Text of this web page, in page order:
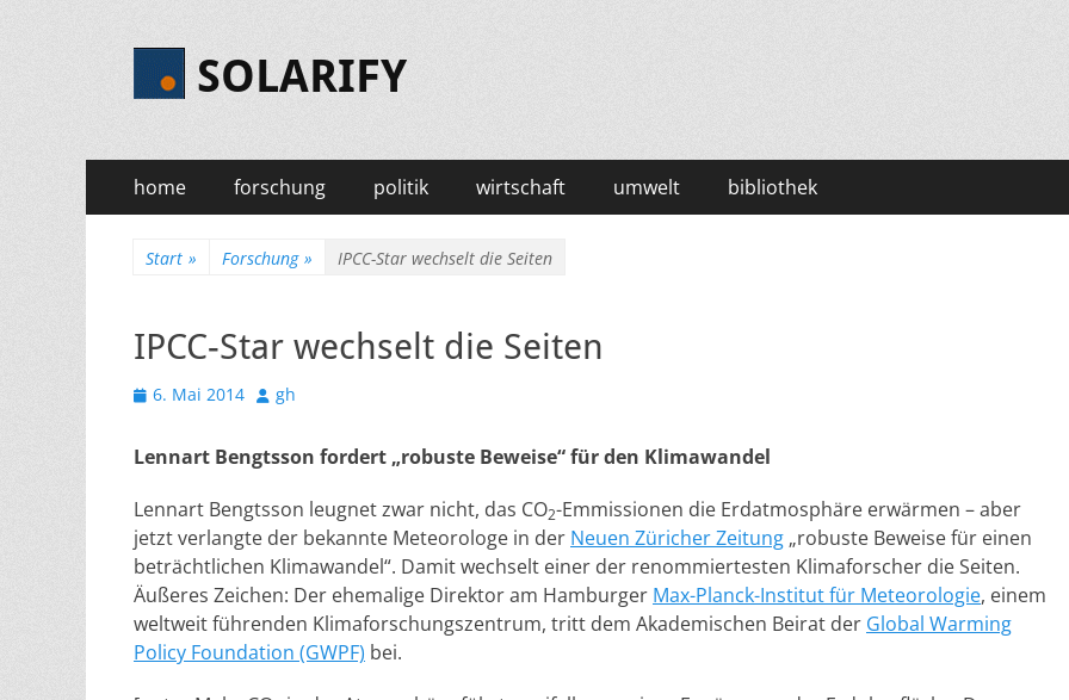
SOLARIFY
Primäres
Menü
Zum
Inhalt
home forschung politik wirtschaft umwelt bibliothek
Start » Forschung » IPCC-Star wechselt die Seiten
IPCC-Star wechselt die Seiten
Veröffentlicht
6. Mai 2014 Autor
gh
Lennart Bengtsson fordert „robuste Beweise“ für den Klimawandel
Lennart Bengtsson leugnet zwar nicht, das CO2-Emmissionen die Erdatmosphäre erwärmen – aber
jetzt verlangte der bekannte Meteorologe in der Neuen Züricher Zeitung „robuste Beweise für einen
beträchtlichen Klimawandel“. Damit wechselt einer der renommiertesten Klimaforscher die Seiten.
Äußeres Zeichen: Der ehemalige Direktor am Hamburger Max-Planck-Institut für Meteorologie, einem
weltweit führenden Klimaforschungszentrum, tritt dem Akademischen Beirat der Global Warming
Policy Foundation (GWPF) bei.